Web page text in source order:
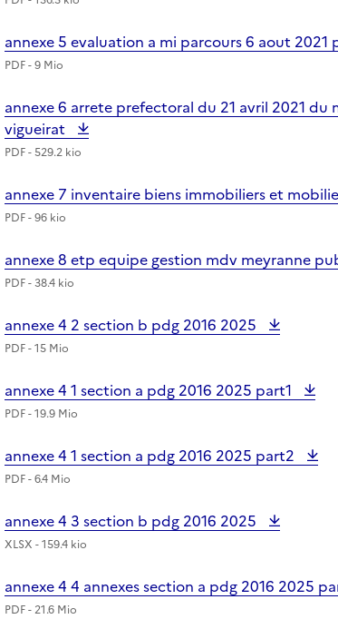
annexe 5 evaluation a mi parcours 6 aout 2021
PDF- 9 Mio
annexe 6 arrete prefectoral du 21 avril 2021
vigueirat
PDF- 529.2 kio
annexe 7 inventaire biens immobiliers et
PDF- 96 kio
annexe 8 etp equipe gestion mdv meyranne
PDF- 38.4 kio
annexe 4 2 section b pdg 2016 2025
PDF- 15 Mio
annexe 4 1 section a pdg 2016 2025 part1
PDF- 19.9 Mio
annexe 4 1 section a pdg 2016 2025 part2
PDF- 6.4 Mio
annexe 4 3 section b pdg 2016 2025
XLSX - 159.4 kio
annexe 4 4 annexes section a pdg 2016 2025
PDF- 21.6 Mio